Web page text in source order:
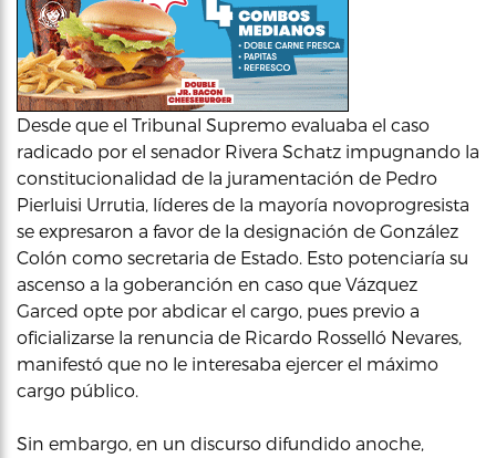
Desde que el Tribunal Supremo evaluaba el caso
radicado por el senador Rivera Schatz impugnando la
constitucionalidad de la juramentación de Pedro
Pierluisi Urrutia, líderes de la mayoría novoprogresista
se expresaron a favor de la designación de González
Colón como secretaria de Estado. Esto potenciaría su
ascenso a la goberanción en caso que Vázquez
Garced opte por abdicar el cargo, pues previo a
oficializarse la renuncia de Ricardo Rosselló Nevares,
manifestó que no le interesaba ejercer el máximo
cargo público.
Sin embargo, en un discurso difundido anoche,